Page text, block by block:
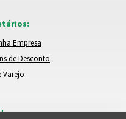
Empresa
de Desconto
Varejo